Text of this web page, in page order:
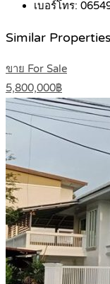
เบอร์โทร:
Similar Properties
ขาย For Sale
5,800,000฿